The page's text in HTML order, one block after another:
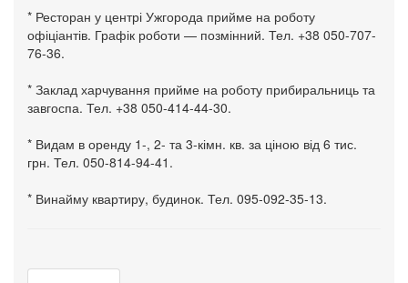
* Ресторан у центрі Ужгорода прийме на роботу
офіціантів. Графік роботи — позмінний. Тел. +38 050-707-
76-36.
* Заклад харчування прийме на роботу прибиральниць та
завгоспа. Тел. +38 050-414-44-30.
* Видам в оренду 1-, 2- та 3-кімн. кв. за ціною від 6 тис.
грн. Тел. 050-814-94-41.
* Винайму квартиру, будинок. Тел. 095-092-35-13.